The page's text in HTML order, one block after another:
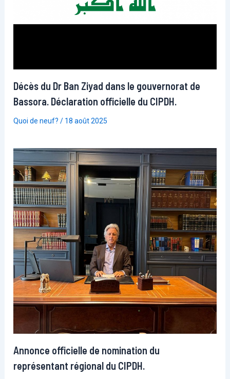
Décès du Dr Ban Ziyad dans le gouvernorat de
Bassora. Déclaration officielle du CIPDH.
Quoi de neuf? / 18 août 2025
Annonce officielle de nomination du
représentant régional du CIPDH.